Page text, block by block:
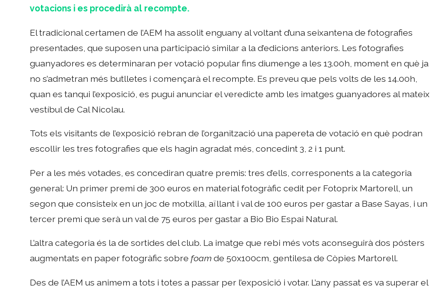
votacions i es procedirà al recompte.
El tradicional certamen de l’AEM ha assolit enguany al voltant d’una seixantena de fotografies
presentades, que suposen una participació similar a la d’edicions anteriors. Les fotografies
guanyadores es determinaran per votació popular fins diumenge a les 13.00h, moment en què ja
no s’admetran més butlletes i començarà el recompte. Es preveu que pels volts de les 14.00h,
quan es tanqui l’exposició, es pugui anunciar el veredicte amb les imatges guanyadores al mateix
vestíbul de Cal Nicolau.
Tots els visitants de l’exposició rebran de l’organització una papereta de votació en què podran
escollir les tres fotografies que els hagin agradat més, concedint 3, 2 i 1 punt.
Per a les més votades, es concediran quatre premis: tres d’ells, corresponents a la categoria
general: Un primer premi de 300 euros en material fotogràfic cedit per Fotoprix Martorell, un
segon que consisteix en un joc de motxilla, aïllant i val de 100 euros per gastar a Base Sayas, i un
tercer premi que serà un val de 75 euros per gastar a Bio Bio Espai Natural.
L’altra categoria és la de sortides del club. La imatge que rebi més vots aconseguirà dos pósters
augmentats en paper fotogràfic sobrefoamde 50x100cm, gentilesa de Còpies Martorell.
Des de l’AEM us animem a tots i totes a passar per l’exposició i votar. L’any passat es va superar el